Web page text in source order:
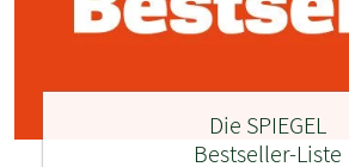
Die SPIEGEL
Bestseller-Liste